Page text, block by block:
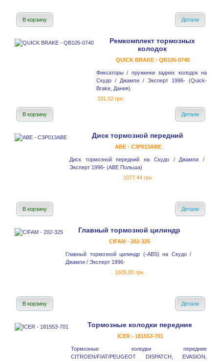
В корзину Детали
Ремкомплект тормозных
колодок
QUICK BRAKE - QB105-0740
Фиксаторы / пружинки задних колодок на
Скудо / Джампи / Эксперт 1996- (Quick-
Brake, Дания)
331.52 грн.
В корзину Детали
Диск тормозной передний
ABE - C3P013ABE
Диск тормозной передний на Скудо / Джампи /
Эксперт 1996- (ABE Польша)
1077.44 грн.
В корзину Детали
Главный тормозной цилиндр
CIFAM - 202-325
Главный тормозной цилиндр (-ABS) на Скудо /
Джампи / Эксперт 1996-
1605.80 грн.
В корзину Детали
Тормозные колодки передние
ICER - 181553-701
Тормозные колодки передние
CITROEN/FIAT/PEUGEOT DISPATCH, EVASION,